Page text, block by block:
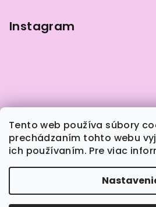
Tento web používa súbory
prechádzaním tohto webu
ich používaním. Pre viac
Instagram
Sledovať na